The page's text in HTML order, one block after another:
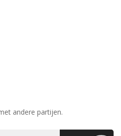
andere partijen.